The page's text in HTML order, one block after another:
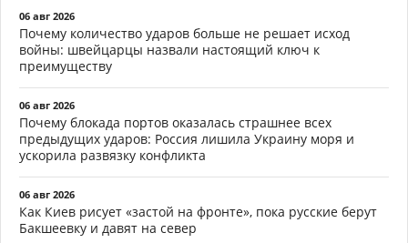
06 авг 2026
Почему количество ударов больше не решает исход
войны: швейцарцы назвали настоящий ключ к
преимуществу
06 авг 2026
Почему блокада портов оказалась страшнее всех
предыдущих ударов: Россия лишила Украину моря и
ускорила развязку конфликта
06 авг 2026
Как Киев рисует «застой на фронте», пока русские берут
Бакшеевку и давят на север